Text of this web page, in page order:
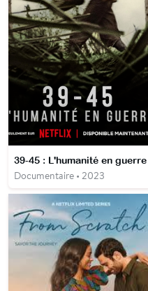
39-45 : L'humanité en guerre
Documentaire • 2023